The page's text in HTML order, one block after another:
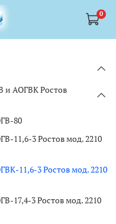
0
и АОГВК Ростов
80
11,6-3 Ростов мод. 2210
11,6-3 Ростов мод. 2210
17,4-3 Ростов мод. 2210
?site=https://
?site=https://